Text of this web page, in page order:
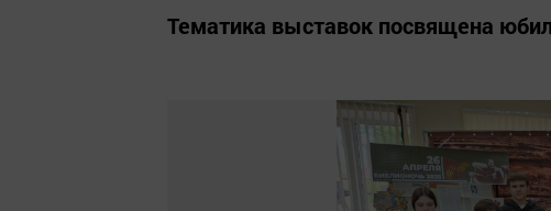
Тематика выставок посвящена